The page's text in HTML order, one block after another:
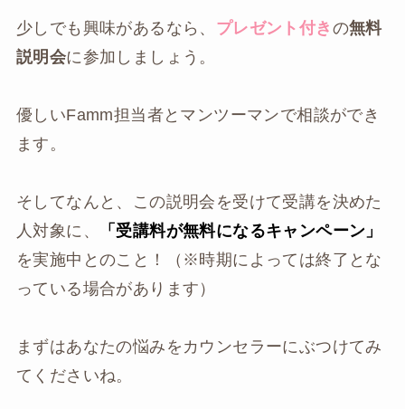
少しでも興味があるなら、 プレゼント付き の無料
説明会に参加しましょう。
優しいFamm担当者とマンツーマンで相談ができ
ます。
そしてなんと、この説明会を受けて受講を決めた
人対象に、
「受講料が無料になるキャンペーン」
を実施中とのこと！（※時期によっては終了とな
っている場合があります）
まずはあなたの悩みをカウンセラーにぶつけてみ
てくださいね。